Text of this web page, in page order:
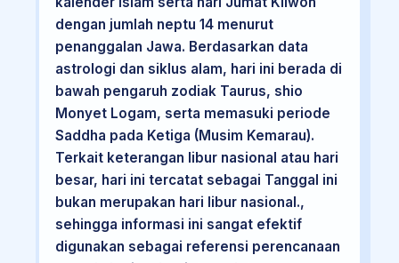
dengan jumlah neptu 14 menurut
penanggalan Jawa. Berdasarkan data
astrologi dan siklus alam, hari ini berada di
bawah pengaruh zodiak Taurus, shio
Monyet Logam, serta memasuki periode
Saddha pada Ketiga (Musim Kemarau).
Terkait keterangan libur nasional atau hari
besar, hari ini tercatat sebagai Tanggal ini
bukan merupakan hari libur nasional.,
sehingga informasi ini sangat efektif
digunakan sebagai referensi perencanaan